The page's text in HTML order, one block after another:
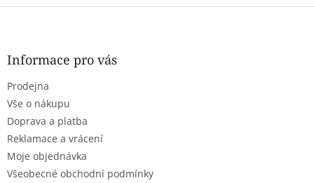
Z
Informace pro vás
Prodejna
Vše o nákupu
Doprava a platba
Reklamace a vrácení
Moje objednávka
Všeobecné obchodní podmínky